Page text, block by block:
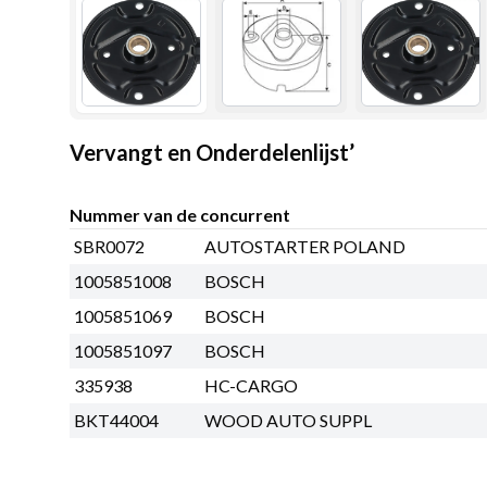
Vervangt en Onderdelenlijst’
Nummer van de concurrent
SBR0072
AUTOSTARTER POLAND
1005851008
BOSCH
1005851069
BOSCH
1005851097
BOSCH
335938
HC-CARGO
BKT44004
WOOD AUTO SUPPL